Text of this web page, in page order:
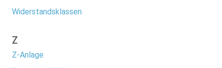
Widerstandsklassen
Z
Z-Anlage